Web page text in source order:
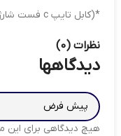
*(کابل تایپ c فست شارژ برند SHOOSH مدل SH-401-c)*
نظرات (0)
دیدگاهها
هیچ دیدگاهی برای